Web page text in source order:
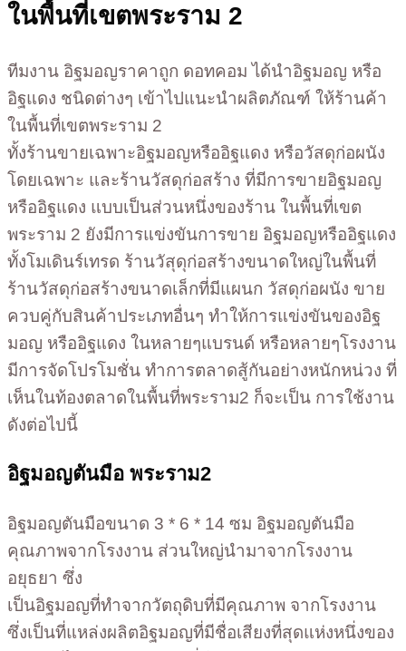
ในพื้นที่เขตพระราม 2
ทีมงาน อิฐมอญราคาถูก ดอทคอม ได้นำอิฐมอญ หรือ
อิฐแดง ชนิดต่างๆ เข้าไปแนะนำผลิตภัณฑ์ ให้ร้านค้า
ในพื้นที่เขตพระราม 2
ทั้งร้านขายเฉพาะอิฐมอญหรืออิฐแดง หรือวัสดุก่อผนัง
โดยเฉพาะ และร้านวัสดุก่อสร้าง ที่มีการขายอิฐมอญ
หรืออิฐแดง แบบเป็นส่วนหนึ่งของร้าน ในพื้นที่เขต
พระราม 2 ยังมีการแข่งขันการขาย อิฐมอญหรืออิฐแดง
ทั้งโมเดินร์เทรด ร้านวัสุดุก่อสร้างขนาดใหญ่ในพื้นที่
ร้านวัสดุก่อสร้างขนาดเล็กที่มีแผนก วัสดุก่อผนัง ขาย
ควบคู่กับสินค้าประเภทอื่นๆ ทำให้การแข่งขันของอิฐ
มอญ หรืออิฐแดง ในหลายๆแบรนด์ หรือหลายๆโรงงาน
มีการจัดโปรโมชั่น ทำการตลาดสู้กันอย่างหนักหน่วง ที่
เห็นในท้องตลาดในพื้นที่พระราม2 ก็จะเป็น การใช้งาน
ดังต่อไปนี้
อิฐมอญตันมือ พระราม2
อิฐมอญตันมือขนาด 3 * 6 * 14 ซม อิฐมอญตันมือ
คุณภาพจากโรงงาน ส่วนใหญ่นำมาจากโรงงาน
อยุธยา ซึ่ง
เป็นอิฐมอญที่ทำจากวัตถุดิบที่มีคุณภาพ จากโรงงาน
ซึ่งเป็นที่แหล่งผลิตอิฐมอญที่มีชื่อเสียงที่สุดแห่งหนึ่งของ